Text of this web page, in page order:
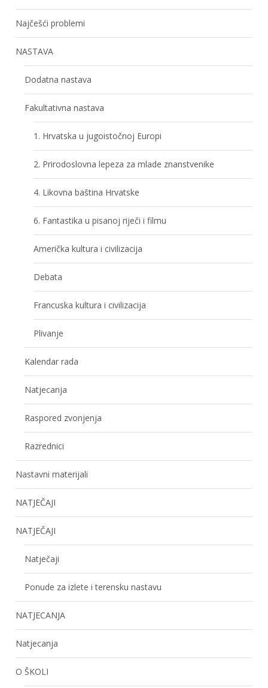
Najčešći problemi
NASTAVA
Dodatna nastava
Fakultativna nastava
1. Hrvatska u jugoistočnoj Europi
2. Prirodoslovna lepeza za mlade znanstvenike
4. Likovna baština Hrvatske
6. Fantastika u pisanoj riječi i filmu
Američka kultura i civilizacija
Debata
Francuska kultura i civilizacija
Plivanje
Kalendar rada
Natjecanja
Raspored zvonjenja
Razrednici
Nastavni materijali
NATJEČAJI
NATJEČAJI
Natječaji
Ponude za izlete i terensku nastavu
NATJECANJA
Natjecanja
O ŠKOLI